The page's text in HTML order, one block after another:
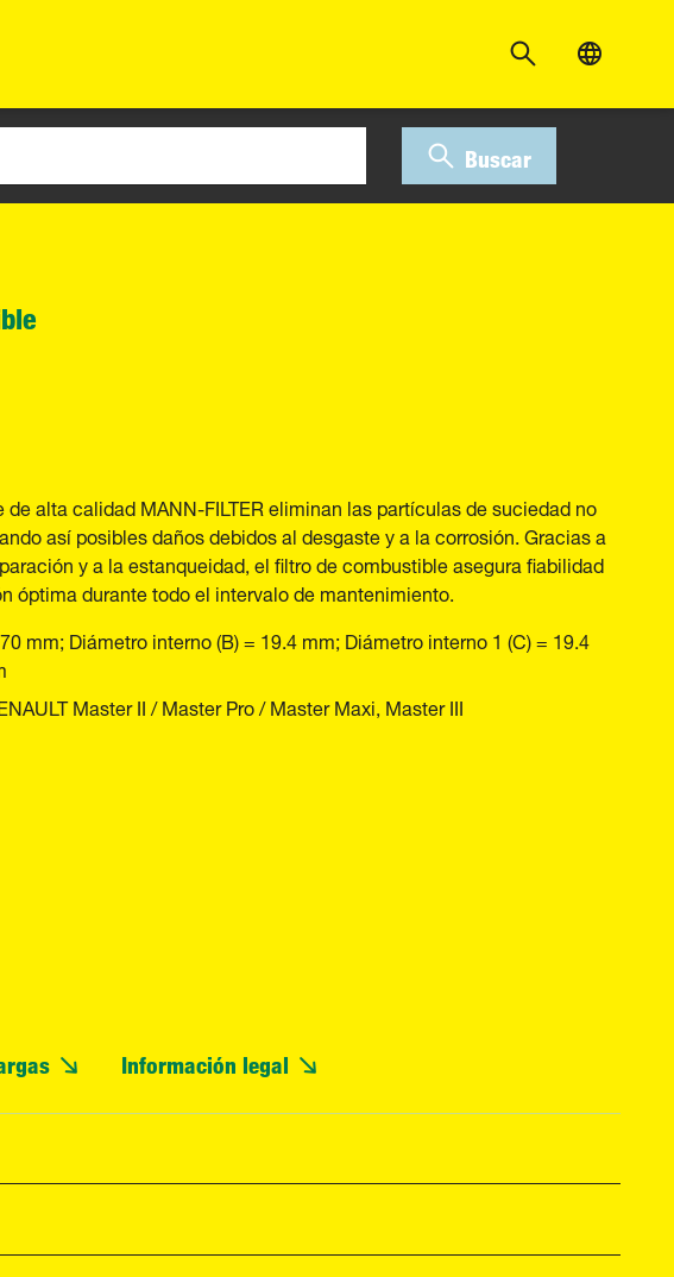
Buscar
alta calidad MANN-FILTER eliminan las partículas de suciedad no
así posibles daños debidos al desgaste y a la corrosión. Gracias a
y a la estanqueidad, el filtro de combustible asegura fiabilidad
óptima durante todo el intervalo de mantenimiento.
mm; Diámetro interno (B) = 19.4 mm; Diámetro interno 1 (C) = 19.4
Master II / Master Pro / Master Maxi, Master III
Información legal